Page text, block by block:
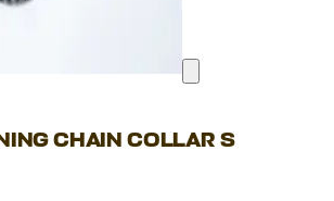
CHAIN COLLAR S